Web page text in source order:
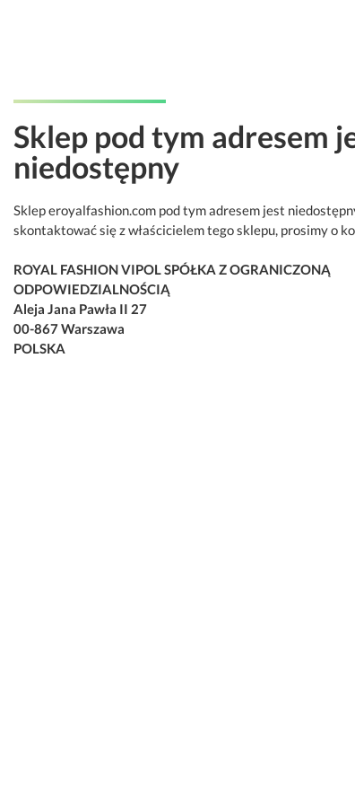
Sklep pod tym adresem
niedostępny
Sklep eroyalfashion.com pod tym adresem jest
skontaktować się z właścicielem tego sklepu, prosimy o
ROYAL FASHION VIPOL SPÓŁKA Z OGRANICZONĄ
ODPOWIEDZIALNOŚCIĄ
Aleja Jana Pawła II 27
00-867 Warszawa
POLSKA